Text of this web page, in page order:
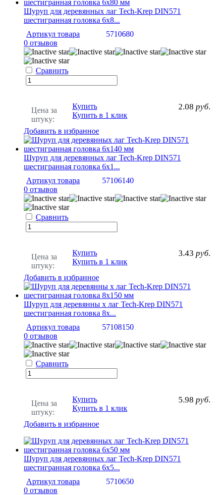
Шуруп для деревянных лаг Tech-Krep DIN571
шестигранная головка 6х8...
Артикул товара
5710680
0 отзывов
Сравнить
Цена за
штуку:
2.08 руб.
Купить
Купить в 1 клик
Добавить в избранное
Шуруп для деревянных лаг Tech-Krep DIN571
шестигранная головка 6х1...
Артикул товара
57106140
0 отзывов
Сравнить
Цена за
штуку:
3.43 руб.
Купить
Купить в 1 клик
Добавить в избранное
Шуруп для деревянны х лаг Tech-Krep DIN571
шестигранная головка 8х...
Артикул товара
57108150
0 отзывов
Сравнить
Цена за
штуку:
5.98 руб.
Купить
Купить в 1 клик
Добавить в избранное
Шуруп для деревянных лаг Tech-Krep DIN571
шестигранная головка 6х5...
Артикул товара
5710650
0 отзывов